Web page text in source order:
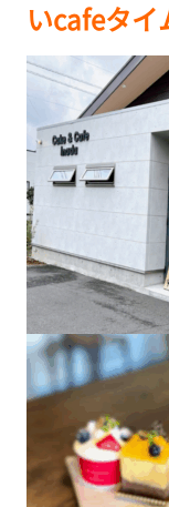
いcafeタイ